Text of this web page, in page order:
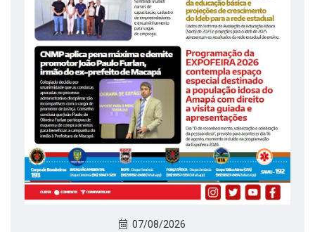
07/08/2026